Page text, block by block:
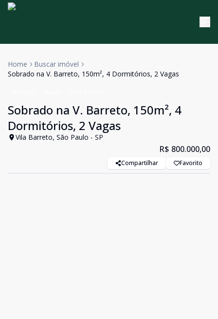
Home
Buscar imóvel
Sobrado na V. Barreto, 150m², 4 Dormitórios, 2 Vagas
Sobrado na V. Barreto, 150m², 4
Dormitórios, 2 Vagas
Vila Barreto, São Paulo - SP
R$ 800.000,00
Compartilhar Favorito